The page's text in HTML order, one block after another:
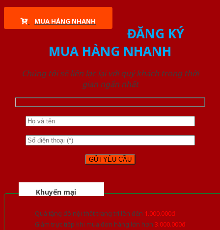
MUA HÀNG NHANH
ĐĂNG KÝ
MUA HÀNG NHANH
Chúng tôi sẽ liên lạc lại với quý khách trong thời
gian ngắn nhất
Khuyến mại
Quà tặng đồ nội thất trang trí lên đến 1.000.000đ
Giảm trực tiếp khi mua đơn hàng lớn hơn 3.000.000đ